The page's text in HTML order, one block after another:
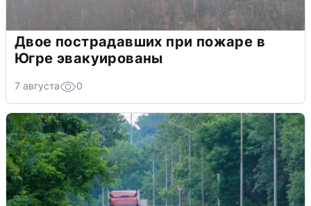
Двое пострадавших при пожаре в
Югре эвакуированы
7 августа 0